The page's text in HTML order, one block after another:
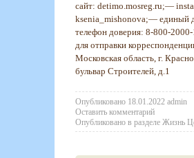
сайт: detimo.mosreg.ru;—
ksenia_mishonova;— единый
телефон доверия: 8-800-
для отправки
Московская область, г.
бульвар Строителей, д.1
Опубликовано 18.01.2022 admin
Оставить комментарий
Опубликовано в разделе Жизнь